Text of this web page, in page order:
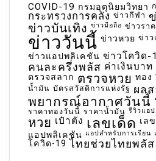
COVID-19 กรมอุตุนิยมวิทยา
กระทรวงการคลัง ข่าวกีฬา
ข่าวบันเทิง ข่าวมือถือ ข่าวรา
ข่าววันนี้ ข่าวหวย ข่าว
ข่าวแอปพลิเคชัน ข่าวโควิด-
คนละครึ่งพลัส ค่าเงินบาท
ตรวจสลาก ตรวจหวย ทอง
น้ำมัน บัตรสวัสดิการแห่งรัฐ ผล
พยากรณ์อากาศวันนี้
ราคาทองวันนี้ ราคาน้ำมัน รีวิวแอป
หวย เป๋าตัง เลขเด็ด เล
แอปพลิเคชัน แอปสำหรับการเรียน
โควิด-19 ไทยช่วยไทยพลัส